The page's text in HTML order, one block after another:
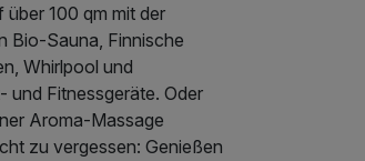
über 100 qm mit der
Bio-Sauna, Finnische
Whirlpool und
und Fitnessgeräte. Oder
Aroma-Massage
zu vergessen: Genießen